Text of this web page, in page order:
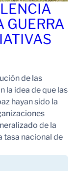
GUERRA
de las
la idea de que las
hayan sido la
de la
tasa nacional de